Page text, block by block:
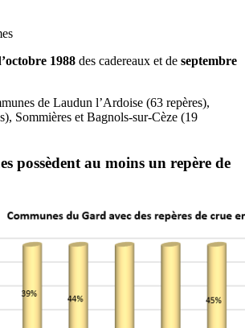
’octobre 1988 des cadereaux et de septembre
de Laudun l’Ardoise (63 repères),
Sommières et Bagnols-sur-Cèze (19
possèdent au moins un repère de